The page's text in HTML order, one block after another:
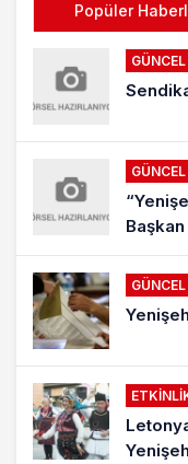
Popüler
GÜNCEL
GÜNCEL
GÜNCEL